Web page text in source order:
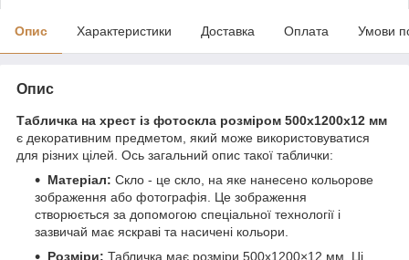
Опис Характеристики Доставка Оплата Умови
Опис
Табличка на хрест із фотоскла розміром 500х1200x12 мм
є декоративним предметом, який може використовуватися
для різних цілей. Ось загальний опис такої таблички:
Матеріал: Скло - це скло, на яке нанесено кольорове
зображення або фотографія. Це зображення
створюється за допомогою спеціальної технології і
зазвичай має яскраві та насичені кольори.
Розміри: Табличка має розміри 500х1200×12 мм. Ці